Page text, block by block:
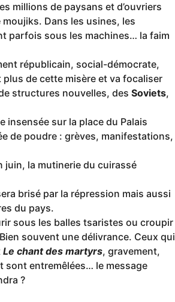
millions de paysans et d’ouvriers
Dans les usines, les
parfois sous les machines… la faim
républicain, social-démocrate,
plus de cette misère et va focaliser
structures nouvelles, des Soviets,
insensée sur la place du Palais
de poudre : grèves, manifestations,
juin, la mutinerie du cuirassé
brisé par la répression mais aussi
du pays.
sous les balles tsaristes ou croupir
souvent une délivrance. Ceux qui
Le chant des martyrs, gravement,
sont entremêlées… le message
?